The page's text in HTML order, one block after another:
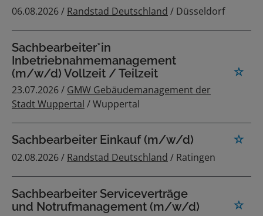
06.08.2026 / Randstad Deutschland / Düsseldorf
Sachbearbeiter*in
Inbetriebnahmemanagement
(m/w/d) Vollzeit / Teilzeit
23.07.2026 / GMW Gebäudemanagement der
Stadt Wuppertal / Wuppertal
Sachbearbeiter Einkauf (m/w/d)
02.08.2026 / Randstad Deutschland / Ratingen
Sachbearbeiter Serviceverträge
und Notrufmanagement (m/w/d)